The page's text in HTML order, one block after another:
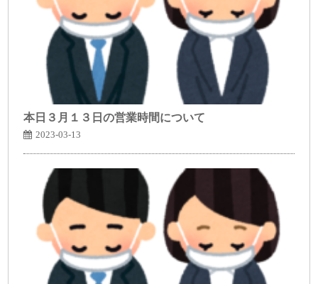
本日３月１３日の営業時間について
2023-03-13